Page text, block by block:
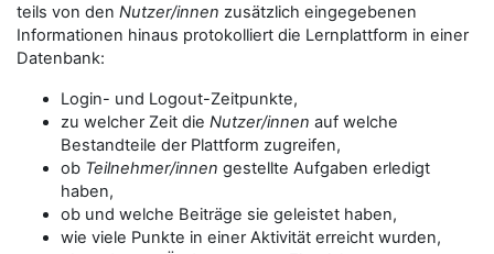
teils von den Nutzer/innen zusätzlich eingegebenen
Informationen hinaus protokolliert die Lernplattform in einer
Datenbank:
Login- und Logout-Zeitpunkte,
zu welcher Zeit die Nutzer/innen auf welche
Bestandteile der Plattform zugreifen,
ob Teilnehmer/innen gestellte Aufgaben erledigt
haben,
ob und welche Beiträge sie geleistet haben,
wie viele Punkte in einer Aktivität erreicht wurden,